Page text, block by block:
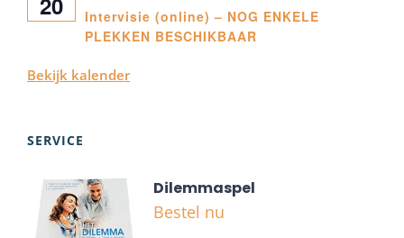
Intervisie (online) – NOG ENKELE
PLEKKEN BESCHIKBAAR
Bekijk kalender
SERVICE
Dilemmaspel
Bestel nu